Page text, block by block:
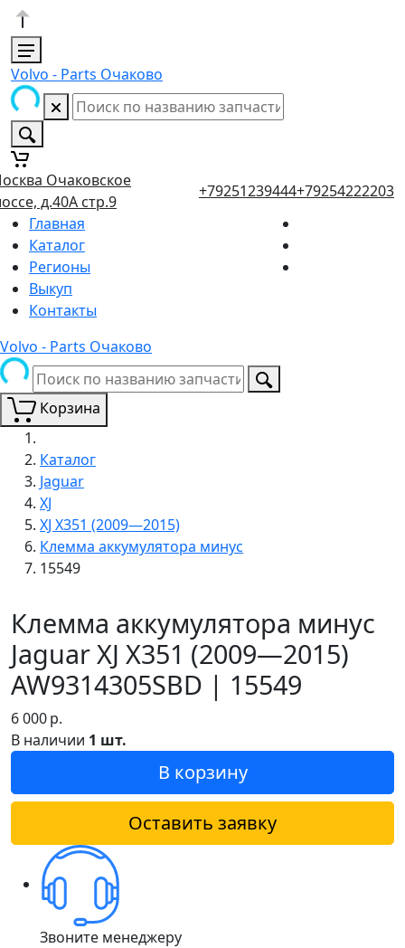
Volvo - Parts Очаково
Очаковское
д.40А стр.9
+79251239444+79254222203
Главная
Каталог
Регионы
Выкуп
Контакты
Volvo - Parts Очаково
Корзина
Каталог
Jaguar
XJ
XJ X351 (2009—2015)
Клемма аккумулятора минус
15549
Клемма аккумулятора минус
Jaguar XJ X351 (2009—2015)
AW9314305SBD | 15549
6 000р.
В наличии 1 шт.
В корзину
Оставить заявку
Звоните менеджеру